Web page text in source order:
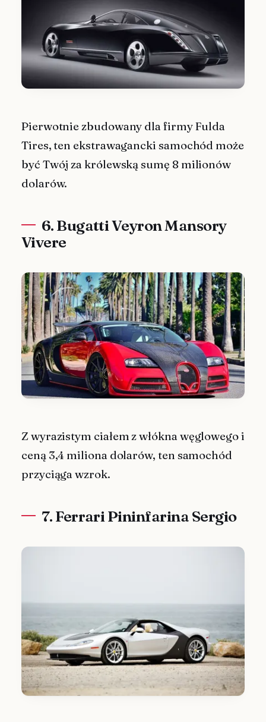
Pierwotnie zbudowany dla firmy Fulda
Tires, ten ekstrawagancki samochód może
być Twój za królewską sumę 8 milionów
dolarów.
6. Bugatti Veyron Mansory
Vivere
Z wyrazistym ciałem z włókna węglowego i
ceną 3,4 miliona dolarów, ten samochód
przyciąga wzrok.
7. Ferrari Pininfarina Sergio